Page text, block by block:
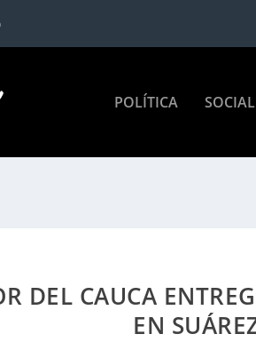
POLÍTICA SOCIAL
DEL CAUCA
EN